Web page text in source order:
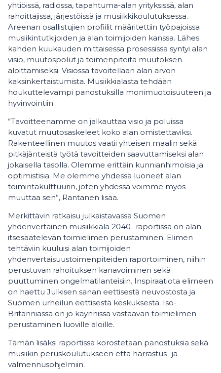
yhtiöissä, radiossa, tapahtuma-alan yrityksissä, alan
rahoittajissa, järjestöissä ja musiikkikoulutuksessa.
Areenan osallistujien profiilit määritettiin työpajoissa
musiikintutkijoiden ja alan toimijoiden kanssa. Lähes
kahden kuukauden mittaisessa prosessissa syntyi alan
visio, muutospolut ja toimenpiteitä muutoksen
aloittamiseksi. Visiossa tavoitellaan alan arvon
kaksinkertaistumista. Musiikkialasta tehdään
houkuttelevampi panostuksilla monimuotoisuuteen ja
hyvinvointiin.
”Tavoitteenamme on jalkauttaa visio ja poluissa
kuvatut muutosaskeleet koko alan omistettaviksi.
Rakenteellinen muutos vaatii yhteisen maalin sekä
pitkäjänteistä työtä tavoitteiden saavuttamiseksi alan
jokaisella tasolla. Olemme erittäin kunnianhimoisia ja
optimistisia. Me olemme yhdessä luoneet alan
toimintakulttuurin, joten yhdessä voimme myös
muuttaa sen”, Rantanen lisää.
Merkittävin ratkaisu julkaistavassa Suomen
yhdenvertainen musiikkiala 2040 -raportissa on alan
itsesäätelevän toimielimen perustaminen. Elimen
tehtäviin kuuluisi alan toimijoiden
yhdenvertaisuustoimenpiteiden raportoiminen, niihin
perustuvan rahoituksen kanavoiminen sekä
puuttuminen ongelmatilanteisiin. Inspiraatiota elimeen
on haettu Julkisen sanan eettisestä neuvostosta ja
Suomen urheilun eettisestä keskuksesta. Iso-
Britanniassa on jo käynnissä vastaavan toimielimen
perustaminen luoville aloille.
Tämän lisäksi raportissa korostetaan panostuksia sekä
musiikin peruskoulutukseen että harrastus- ja
valmennusohjelmiin.